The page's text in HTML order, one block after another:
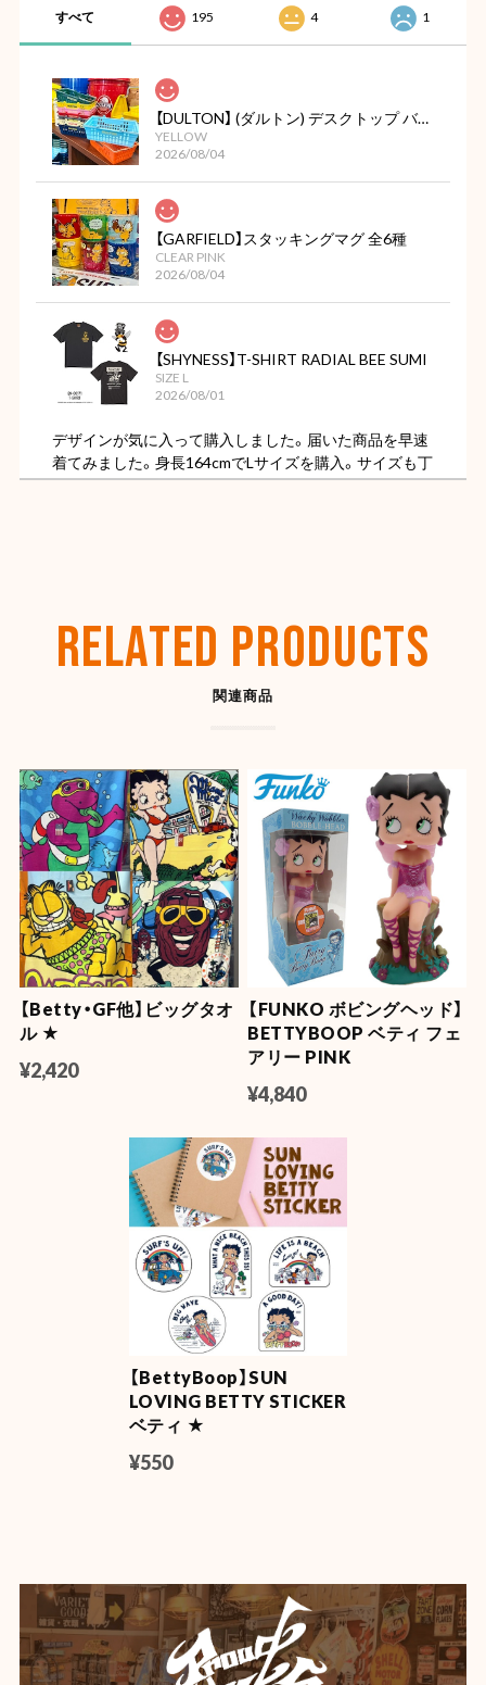
すべて 195 4 1
【DULTON】 (ダルトン) デスクトップ バスケット
YELLOW
2026/08/04
【GARFIELD】スタッキングマグ 全6種
CLEAR PINK
2026/08/04
【SHYNESS】T-SHIRT RADIAL BEE SUMI
SIZE L
2026/08/01
デザインが気に入って購入しました。届いた商品を早速
着てみました。身長164cmでLサイズを購入。サイズも丁
度よく色もただの黒ではなくちょっと色褪せた様なビン
2026/07/26
とても良い感じです。ありがとうございました。また機
会があれば是非宜しくお願いします。
【OLD SPICE】オールドスパイス フレグランスバー(スティック型) 50ml
キャプテン
2026/07/22
NASA LUMA ZIP【蓄光】
2026/06/08
マスタード
2026/06/04
YELLOW
2026/06/04
【Mercury】マーキュリー スタッキングマグ ★
イエロー
2026/06/04
RELATED PRODUCTS
関連商品
【Betty・GF他】ビッグタオ
ル ★
¥2,420
【FUNKO ボビングヘッド】
BETTYBOOP ベティ フェ
アリー PINK
¥4,840
【BettyBoop】SUN
LOVING BETTY STICKER
ベティ ★
¥550